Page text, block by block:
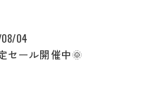
04
セール開催中🌞